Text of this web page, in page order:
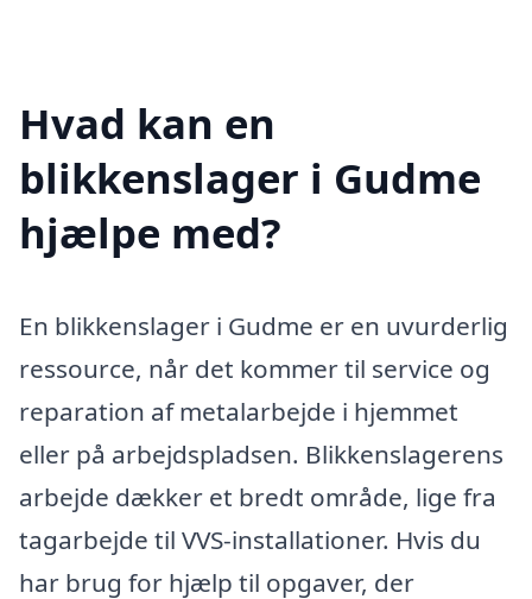
Hvad kan en
blikkenslager i Gudme
hjælpe med?
En blikkenslager i Gudme er en uvurderlig
ressource, når det kommer til service og
reparation af metalarbejde i hjemmet
eller på arbejdspladsen. Blikkenslagerens
arbejde dækker et bredt område, lige fra
tagarbejde til VVS-installationer. Hvis du
har brug for hjælp til opgaver, der